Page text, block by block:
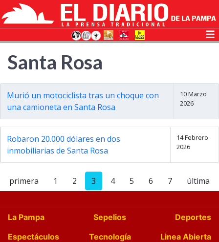
Santa Rosa
Murió un motociclista tras un choque con
una camioneta en Santa Rosa
10 Marzo
2026
Robaron 20.000 dólares en dos
inmobiliarias de Santa Rosa
14 Febrero
2026
primera 1 2 3 4 5 6 7 última
La Pampa Sepelios
Deportes
Espectáculos
Tecnología
Linea Abierta